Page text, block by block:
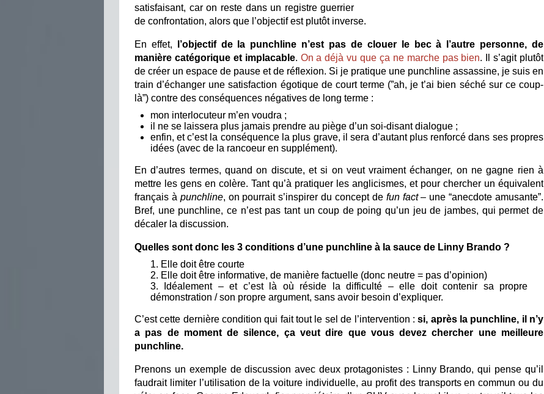
satisfaisant, car on reste dans un registre guerrier
de confrontation, alors que l’objectif est plutôt inverse.
En effet, l’objectif de la punchline n’est pas de clouer le bec à l’autre personne, de
manière catégorique et implacable. On a déjà vu que ça ne marche pas bien. Il s’agit plutôt
de créer un espace de pause et de réflexion. Si je pratique une punchline assassine, je suis en
train d’échanger une satisfaction égotique de court terme (”ah, je t’ai bien séché sur ce coup-
là”) contre des conséquences négatives de long terme :
mon interlocuteur m’en voudra ;
il ne se laissera plus jamais prendre au piège d’un soi-disant dialogue ;
enfin, et c’est la conséquence la plus grave, il sera d’autant plus renforcé dans ses propres
idées (avec de la rancoeur en supplément).
En d’autres termes, quand on discute, et si on veut vraiment échanger, on ne gagne rien à
mettre les gens en colère. Tant qu’à pratiquer les anglicismes, et pour chercher un équivalent
français à punchline, on pourrait s’inspirer du concept de fun fact– une “anecdote amusante”.
Bref, une punchline, ce n’est pas tant un coup de poing qu’un jeu de jambes, qui permet de
décaler la discussion.
Quelles sont donc les 3 conditions d’une punchline à la sauce de Linny Brando ?
Elle doit être courte
Elle doit être informative, de manière factuelle (donc neutre = pas d’opinion)
Idéalement – et c’est là où réside la difficulté – elle doit contenir sa propre
démonstration / son propre argument, sans avoir besoin d’expliquer.
C’est cette dernière condition qui fait tout le sel de l’intervention :si, après la punchline, il n’y
a pas de moment de silence, ça veut dire que vous devez chercher une meilleure
punchline.
Prenons un exemple de discussion avec deux protagonistes : Linny Brando, qui pense qu’il
faudrait limiter l’utilisation de la voiture individuelle, au profit des transports en commun ou du